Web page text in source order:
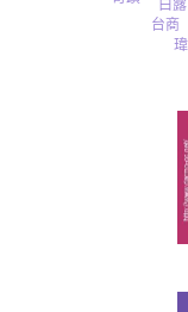
白露
台商